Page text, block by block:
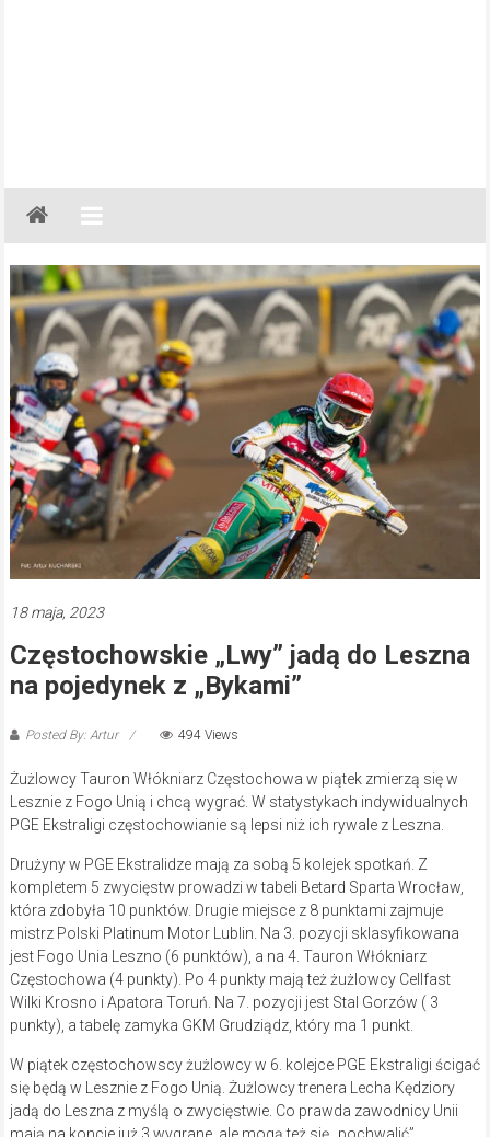
Gazeta
Regionalna
Częstochowa,
Kłobuck,
Lubliniec,
Myszków
18 maja, 2023
Częstochowskie „Lwy” jadą do Leszna
na pojedynek z „Bykami”
Posted By: Artur 494 Views
Żużlowcy Tauron Włókniarz Częstochowa w piątek zmierzą się w
Lesznie z Fogo Unią i chcą wygrać. W statystykach indywidualnych
PGE Ekstraligi częstochowianie są lepsi niż ich rywale z Leszna.
Drużyny w PGE Ekstralidze mają za sobą 5 kolejek spotkań. Z
kompletem 5 zwycięstw prowadzi w tabeli Betard Sparta Wrocław,
która zdobyła 10 punktów. Drugie miejsce z 8 punktami zajmuje
mistrz Polski Platinum Motor Lublin. Na 3. pozycji sklasyfikowana
jest Fogo Unia Leszno (6 punktów), a na 4. Tauron Włókniarz
Częstochowa (4 punkty). Po 4 punkty mają też żużlowcy Cellfast
Wilki Krosno i Apatora Toruń. Na 7. pozycji jest Stal Gorzów ( 3
punkty), a tabelę zamyka GKM Grudziądz, który ma 1 punkt.
W piątek częstochowscy żużlowcy w 6. kolejce PGE Ekstraligi ścigać
się będą w Lesznie z Fogo Unią. Żużlowcy trenera Lecha Kędziory
jadą do Leszna z myślą o zwycięstwie. Co prawda zawodnicy Unii